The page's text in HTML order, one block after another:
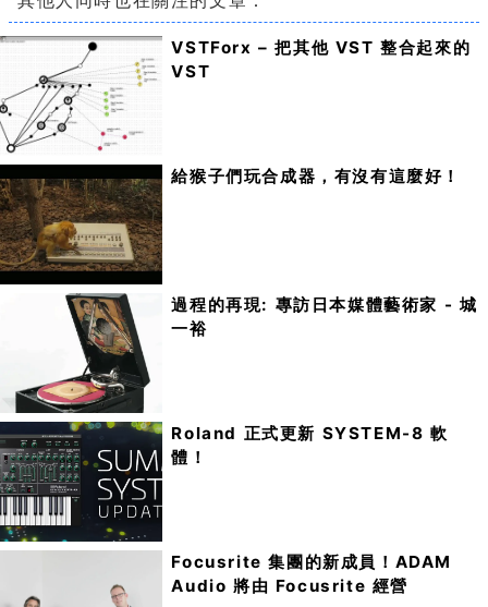
VSTForx – 把其他 VST 整合起來的
VST
給猴子們玩合成器，有沒有這麼好！
過程的再現: 專訪日本媒體藝術家 - 城
一裕
Roland 正式更新 SYSTEM-8 軟
體！
Focusrite 集團的新成員！ADAM
Audio 將由 Focusrite 經營